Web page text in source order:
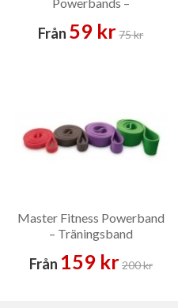
Från 59 kr 75 kr
Master Fitness Powerband
– Träningsband
Från 159 kr200 kr